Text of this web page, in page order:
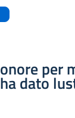
per
dato